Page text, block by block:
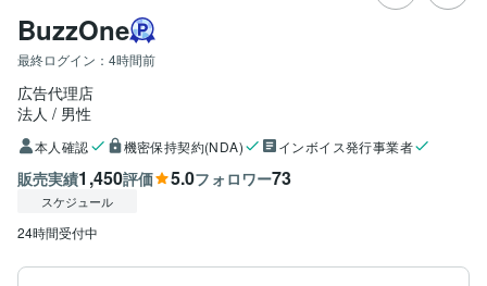
BuzzOne
最終ログイン： 4時間前
広告代理店
法人
男性
本人確認 機密保持契約(NDA) インボイス発行事業者
販売実績1,450評価 5.0フォロワー73
スケジュール
24時間受付中